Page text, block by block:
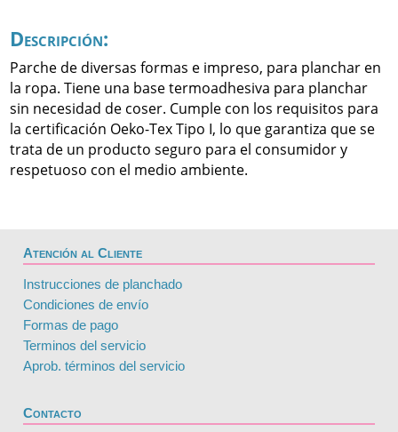
Descripción:
Parche de diversas formas e impreso, para planchar en
la ropa. Tiene una base termoadhesiva para planchar
sin necesidad de coser. Cumple con los requisitos para
la certificación Oeko-Tex Tipo I, lo que garantiza que se
trata de un producto seguro para el consumidor y
respetuoso con el medio ambiente.
Atención al Cliente
Instrucciones de planchado
Condiciones de envío
Formas de pago
Terminos del servicio
Aprob. términos del servicio
Contacto